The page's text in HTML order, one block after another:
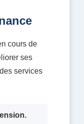
cours de
ses
services